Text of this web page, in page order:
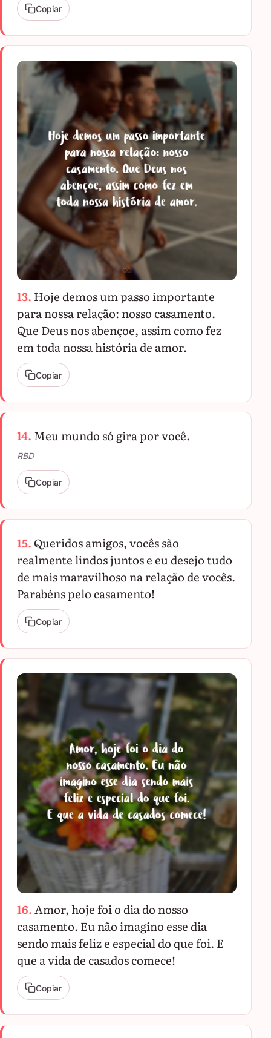
Copiar
13. Hoje demos um passo importante
para nossa relação: nosso casamento.
Que Deus nos abençoe, assim como fez
em toda nossa história de amor.
Copiar
14. Meu mundo só gira por você.
RBD
Copiar
15. Queridos amigos, vocês são
realmente lindos juntos e eu desejo tudo
de mais maravilhoso na relação de vocês.
Parabéns pelo casamento!
Copiar
16.Amor, hoje foi o dia do nosso
casamento. Eu não imagino esse dia
sendo mais feliz e especial do que foi. E
que a vida de casados comece!
Copiar